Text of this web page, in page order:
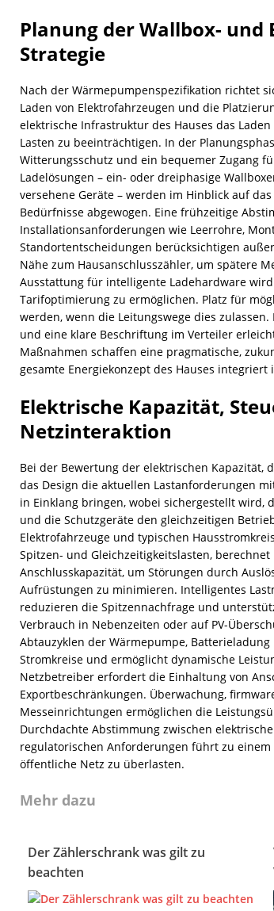
Planung der Wallbox-
Strategie
Nach der Wärmepumpenspezifikation richtet
Laden von Elektrofahrzeugen und die
elektrische Infrastruktur des Hauses das
Lasten zu beeinträchtigen. In der
Witterungsschutz und ein bequemer Zugang
Ladelösungen – ein- oder dreiphasige
versehene Geräte – werden im Hinblick auf
Bedürfnisse abgewogen. Eine frühzeitige
Installationsanforderungen wie Leerrohre,
Standortentscheidungen berücksichtigen
Nähe zum Hausanschlusszähler, um spätere
Ausstattung für intelligente Ladehardware
Tarifoptimierung zu ermöglichen. Platz für
werden, wenn die Leitungswege dies
und eine klare Beschriftung im Verteiler
Maßnahmen schaffen eine pragmatische,
gesamte Energiekonzept des Hauses integriert
Elektrische Kapazität,
Netzinteraktion
Bei der Bewertung der elektrischen
das Design die aktuellen Lastanforderungen
in Einklang bringen, wobei sichergestellt wird,
und die Schutzgeräte den gleichzeitigen
Elektrofahrzeuge und typischen
Spitzen- und Gleichzeitigkeitslasten,
Anschlusskapazität, um Störungen durch
Aufrüstungen zu minimieren. Intelligentes
reduzieren die Spitzennachfrage und
Verbrauch in Nebenzeiten oder auf PV-
Abtauzyklen der Wärmepumpe,
Stromkreise und ermöglicht dynamische
Netzbetreiber erfordert die Einhaltung von
Exportbeschränkungen. Überwachung,
Messeinrichtungen ermöglichen die
Durchdachte Abstimmung zwischen
regulatorischen Anforderungen führt zu
öffentliche Netz zu überlasten.
Mehr dazu
Der Zählerschrank was gilt zu
beachten